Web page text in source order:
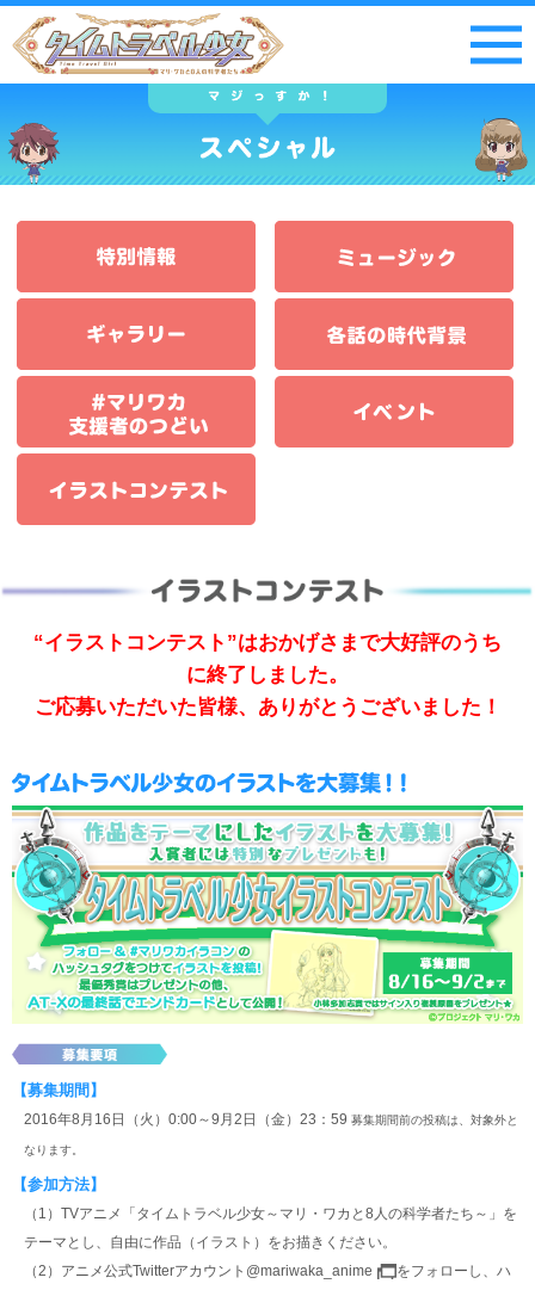
“イラストコンテスト”はおかげさまで大好評のうち
に終了しました。
ご応募いただいた皆様、ありがとうございました！
【募集期間】
2016年8月16日（火）0:00～9月2日（金）23：59 募集期間前の投稿は、対象外と
なります。
【参加方法】
（1）TVアニメ「タイムトラベル少女～マリ・ワカと8人の科学者たち～」を
テーマとし、自由に作品（イラスト）をお描きください。
（2）アニメ公式Twitterアカウント @mariwaka_anime
をフォローし、ハ